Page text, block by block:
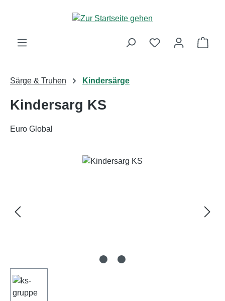
Zum Hauptinhalt springen
Särge & Truhen Kindersärge
Kindersarg KS
Euro Global
Bildergalerie überspringen